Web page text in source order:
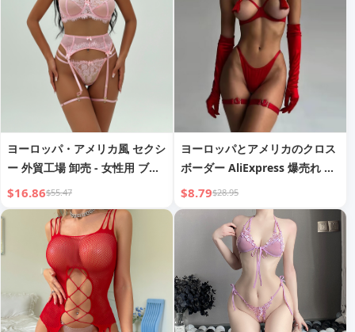
ヨーロッパ・アメリカ風 セクシ
ー 外貿工場 卸売 - 女性用 ブラ
セット ガーターベルト付き - レ
ース バレンタインデー ランジ
ェリー 女性用
$16.86$55.47
ヨーロッパとアメリカのクロス
ボーダー AliExpress 爆売れ セ
クシーランジェリー ホロー露出
バスト タッセル誘惑 オープン
クロッチ ランジェリー レディ
ース 在庫あり
$8.79$28.95